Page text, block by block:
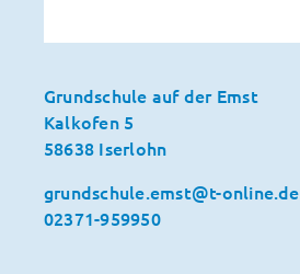
Grundschule auf der Emst
Kalkofen 5
58638 Iserlohn
grundschule.emst@t-online.de
02371-959950